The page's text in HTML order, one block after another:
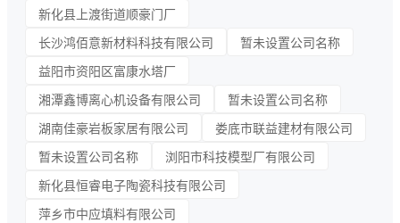
新化县上渡街道顺豪门厂
长沙鸿佰意新材料科技有限公司 暂未设置公司名称
益阳市资阳区富康水塔厂
湘潭鑫博离心机设备有限公司 暂未设置公司名称
湖南佳豪岩板家居有限公司 娄底市联益建材有限公司
暂未设置公司名称 浏阳市科技模型厂有限公司
新化县恒睿电子陶瓷科技有限公司
萍乡市中应填料有限公司